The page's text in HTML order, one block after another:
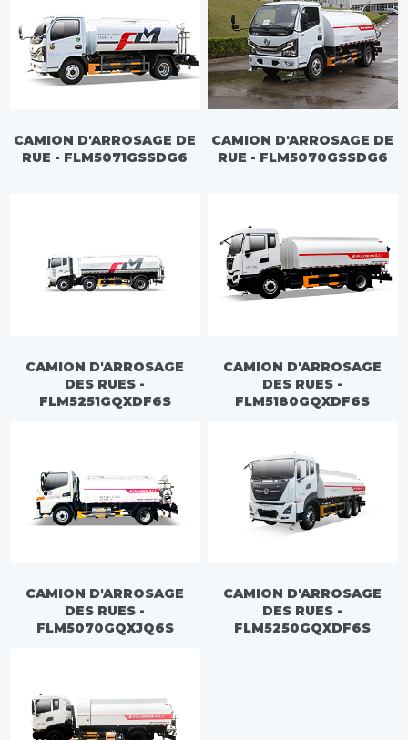
CAMION D'ARROSAGE DE
RUE - FLM5071GSSDG6
CAMION D'ARROSAGE DE
RUE - FLM5070GSSDG6
CAMION D'ARROSAGE
DES RUES -
FLM5251GQXDF6S
CAMION D'ARROSAGE
DES RUES -
FLM5180GQXDF6S
CAMION D'ARROSAGE
DES RUES -
FLM5070GQXJQ6S
CAMION D'ARROSAGE
DES RUES -
FLM5250GQXDF6S